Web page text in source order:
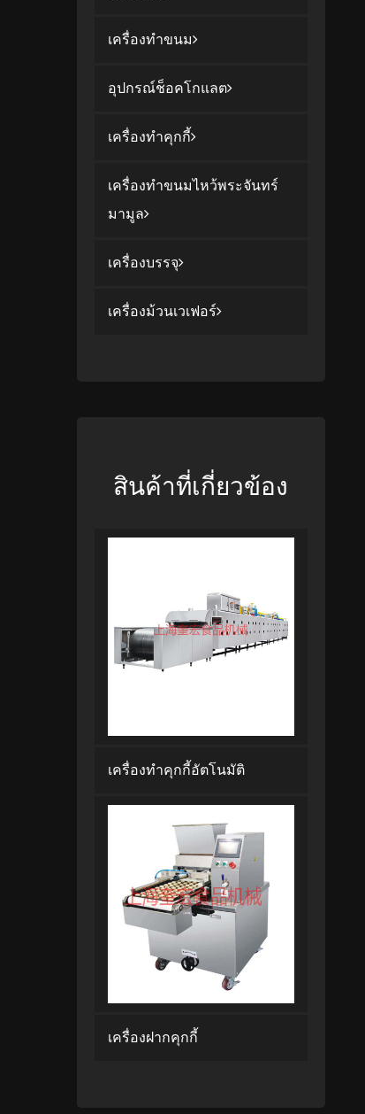
เครื่องทำขนม
อุปกรณ์ช็อคโกแลต
เครื่องทำคุกกี้
เครื่องทำขนมไหว้พระจันทร์
มามูล
เครื่องบรรจุ
เครื่องม้วนเวเฟอร์
สินค้าที่เกี่ยวข้อง
เครื่องทำคุกกี้อัตโนมัติ
เครื่องฝากคุกกี้